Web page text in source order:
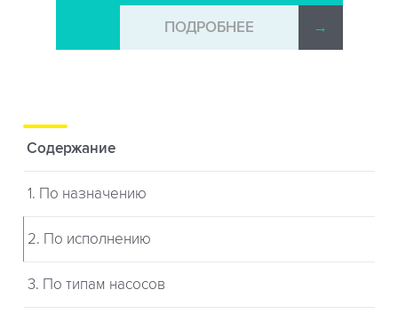
ПОДРОБНЕЕ →
Содержание
1. По назначению
2. По исполнению
3. По типам насосов